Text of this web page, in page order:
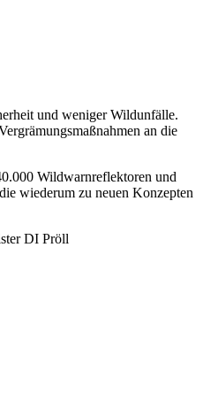
und weniger Wildunfälle.
an die
Wildwarnreflektoren und
wiederum zu neuen Konzepten
DI Pröll